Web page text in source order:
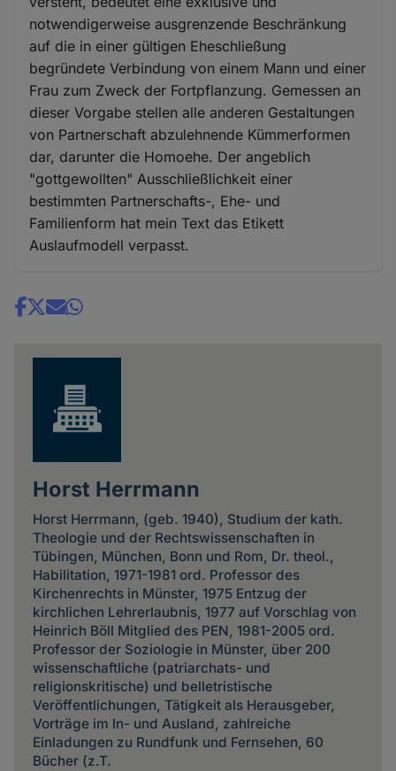
notwendigerweise ausgrenzende Beschränkung
auf die in einer gültigen Eheschließung
begründete Verbindung von einem Mann und einer
Frau zum Zweck der Fortpflanzung. Gemessen an
dieser Vorgabe stellen alle anderen Gestaltungen
von Partnerschaft abzulehnende Kümmerformen
dar, darunter die Homoehe. Der angeblich
"gottgewollten" Ausschließlichkeit einer
bestimmten Partnerschafts-, Ehe- und
Familienform hat mein Text das Etikett
Auslaufmodell verpasst.
Share
Horst Herrmann
Horst Herrmann, (geb. 1940), Studium der kath.
Theologie und der Rechtswissenschaften in
Tübingen, München, Bonn und Rom, Dr. theol.,
Habilitation, 1971-1981 ord. Professor des
Kirchenrechts in Münster, 1975 Entzug der
kirchlichen Lehrerlaubnis, 1977 auf Vorschlag von
Heinrich Böll Mitglied des PEN, 1981-2005 ord.
Professor der Soziologie in Münster, über 200
wissenschaftliche (patriarchats- und
religionskritische) und belletristische
Veröffentlichungen, Tätigkeit als Herausgeber,
Vorträge im In- und Ausland, zahlreiche
Einladungen zu Rundfunk und Fernsehen, 60
Bücher (z.T.